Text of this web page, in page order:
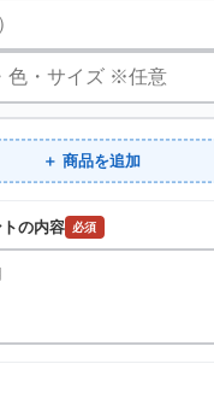
＋ 商品を追加
の内容 必須